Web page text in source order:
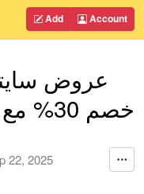
Add Account
عروض
خصم 30% مع توصيل موثوق وسريع
22, 2025